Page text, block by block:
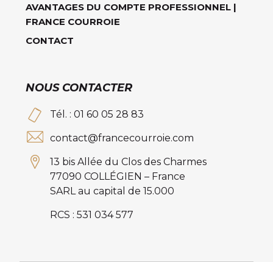
AVANTAGES DU COMPTE PROFESSIONNEL |
FRANCE COURROIE
CONTACT
NOUS CONTACTER
Tél. : 01 60 05 28 83
contact@francecourroie.com
13 bis Allée du Clos des Charmes
77090 COLLÉGIEN – France
SARL au capital de 15.000
RCS : 531 034 577